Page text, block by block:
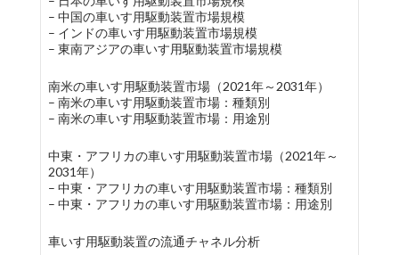
– 中国の車いす用駆動装置市場規模
– インドの車いす用駆動装置市場規模
– 東南アジアの車いす用駆動装置市場規模
南米の車いす用駆動装置市場（2021年～2031年）
– 南米の車いす用駆動装置市場：種類別
– 南米の車いす用駆動装置市場：用途別
中東・アフリカの車いす用駆動装置市場（2021年～
2031年）
– 中東・アフリカの車いす用駆動装置市場：種類別
– 中東・アフリカの車いす用駆動装置市場：用途別
車いす用駆動装置の流通チャネル分析